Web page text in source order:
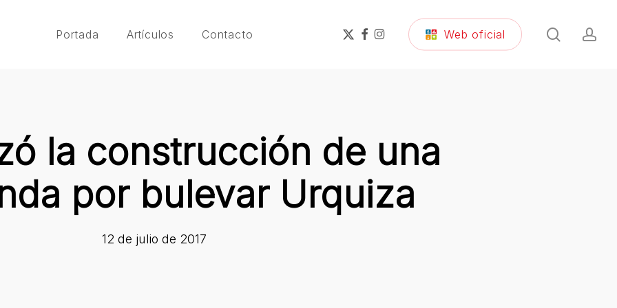
Portada Artículos Contacto
x-
twitter
facebook
instagram Web oficial search
la construcción de una
por bulevar Urquiza
12 de julio de 2017